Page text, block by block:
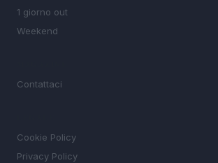
1 giorno out
Weekend
Contattaci
Cookie Policy
Privacy Policy